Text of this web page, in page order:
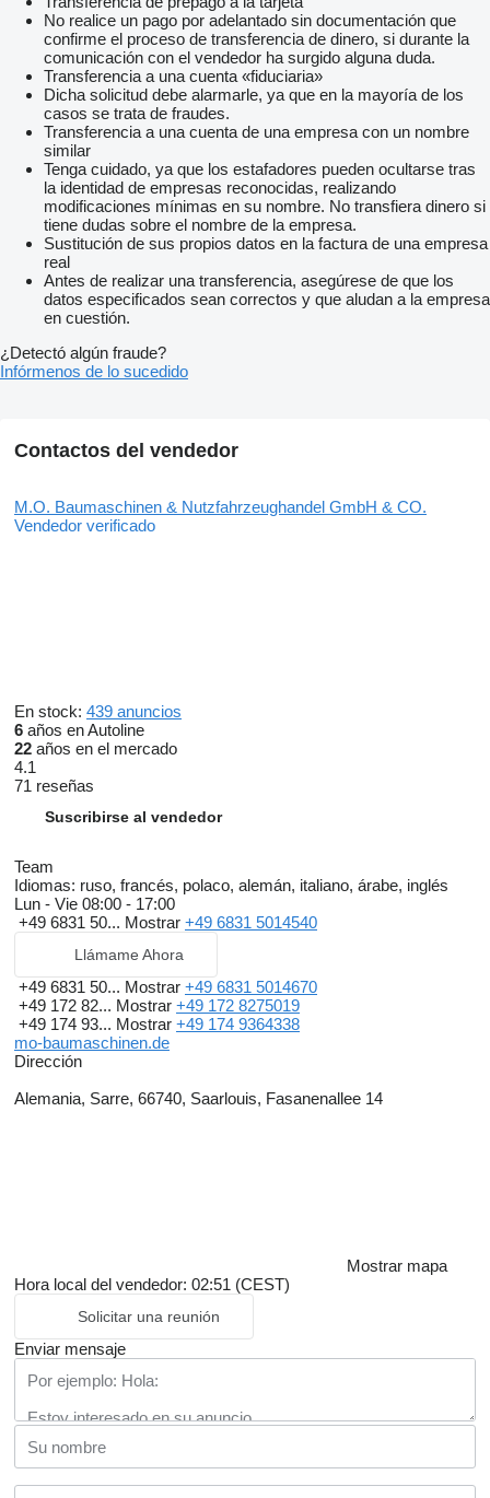
No realice un pago por adelantado sin documentación que
confirme el proceso de transferencia de dinero, si durante la
comunicación con el vendedor ha surgido alguna duda.
Transferencia a una cuenta «fiduciaria»
Dicha solicitud debe alarmarle, ya que en la mayoría de los
casos se trata de fraudes.
Transferencia a una cuenta de una empresa con un nombre
similar
Tenga cuidado, ya que los estafadores pueden ocultarse tras
la identidad de empresas reconocidas, realizando
modificaciones mínimas en su nombre. No transfiera dinero si
tiene dudas sobre el nombre de la empresa.
Sustitución de sus propios datos en la factura de una empresa
real
Antes de realizar una transferencia, asegúrese de que los
datos especificados sean correctos y que aludan a la empresa
en cuestión.
¿Detectó algún fraude?
Infórmenos de lo sucedido
Contactos del vendedor
M.O. Baumaschinen & Nutzfahrzeughandel GmbH & CO.
Vendedor verificado
En stock: 439 anuncios
6 años en Autoline
22 años en el mercado
4.1
71 reseñas
Suscribirse al vendedor
Team
Idiomas: ruso, francés, polaco, alemán, italiano, árabe, inglés
Lun - Vie 08:00 - 17:00
+49 6831 50... Mostrar +49 6831 5014540
Llámame Ahora
+49 6831 50... Mostrar +49 6831 5014670
+49 172 82... Mostrar +49 172 8275019
+49 174 93... Mostrar +49 174 9364338
mo-baumaschinen.de
Dirección
Alemania, Sarre, 66740, Saarlouis, Fasanenallee 14
Mostrar mapa
Hora local del vendedor: 02:51 (CEST)
Solicitar una reunión
Enviar mensaje